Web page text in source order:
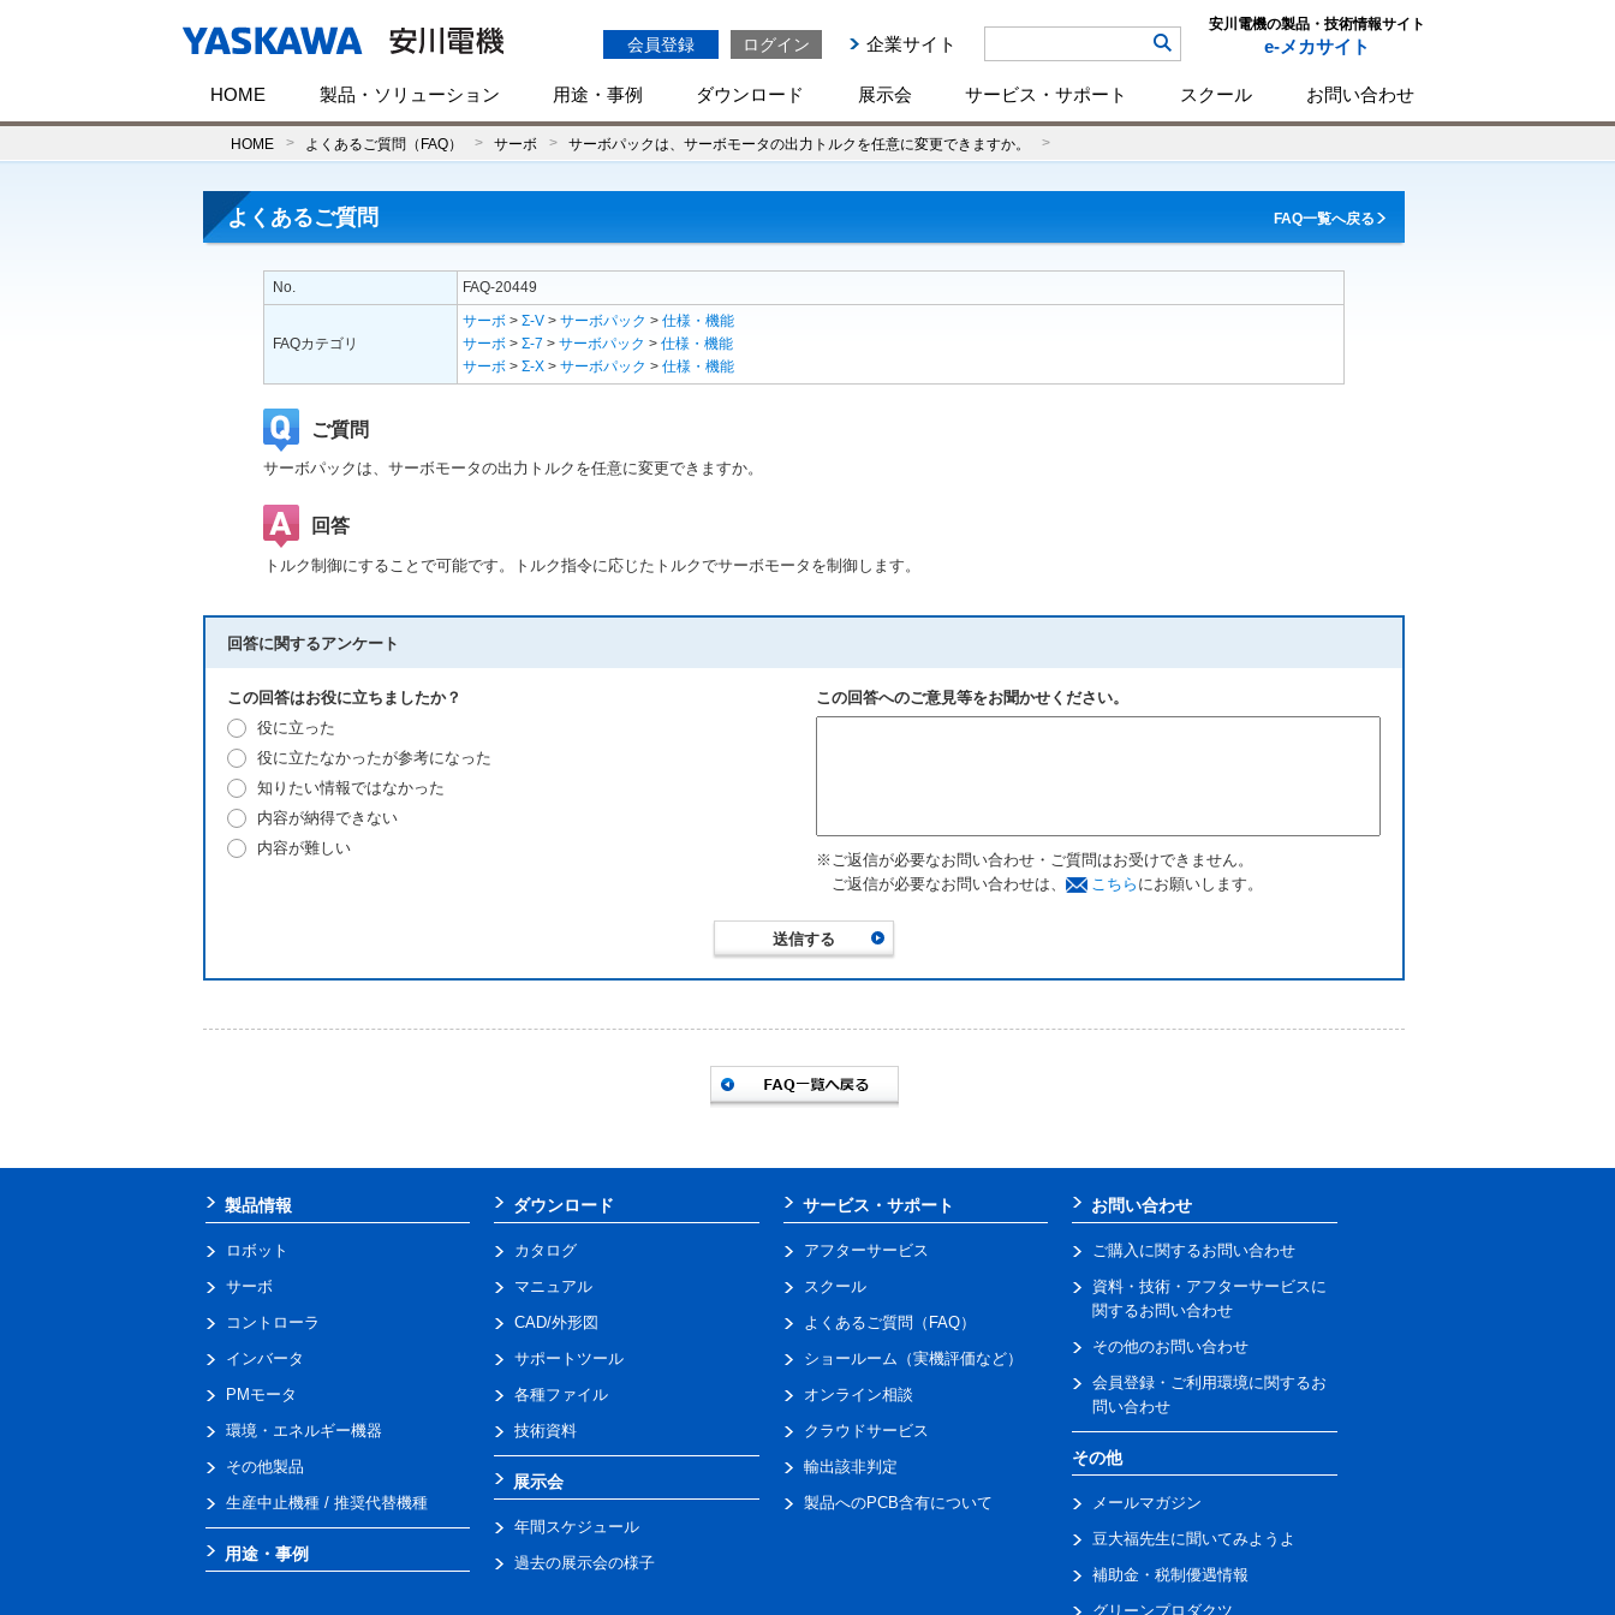
会員登録 ログイン 企業サイト
安川電機の製品・技術情報サイト
e-メカサイト
HOME 製品・ソリューション 用途・事例 ダウンロード 展示会 サービス・サポート スクール お問い合わせ
HOME よくあるご質問（FAQ） サーボ サーボパックは、サーボモータの出力トルクを任意に変更できますか。
よくあるご質問 FAQ一覧へ戻る
No. FAQ-20449
FAQカテゴリ
サーボ > Σ-V > サーボパック > 仕様・機能
サーボ > Σ-7 > サーボパック > 仕様・機能
サーボ > Σ-X > サーボパック > 仕様・機能
ご質問
サーボパックは、サーボモータの出力トルクを任意に変更できますか。
回答
トルク制御にすることで可能です。トルク指令に応じたトルクでサーボモータを制御します。
回答に関するアンケート
この回答はお役に立ちましたか？
役に立った
役に立たなかったが参考になった
知りたい情報ではなかった
内容が納得できない
内容が難しい
この回答へのご意見等をお聞かせください。
※ご返信が必要なお問い合わせ・ご質問はお受けできません。
ご返信が必要なお問い合わせは、
こちら にお願いします。
製品情報
ロボット
サーボ
コントローラ
インバータ
PMモータ
環境・エネルギー機器
その他製品
生産中止機種 / 推奨代替機種
用途・事例
ダウンロード
カタログ
マニュアル
CAD/外形図
サポートツール
各種ファイル
技術資料
展示会
年間スケジュール
過去の展示会の様子
サービス・サポート
アフターサービス
スクール
よくあるご質問（FAQ）
ショールーム（実機評価など）
オンライン相談
クラウドサービス
輸出該非判定
製品へのPCB含有について
お問い合わせ
ご購入に関するお問い合わせ
資料・技術・アフターサービスに
関するお問い合わせ
その他のお問い合わせ
会員登録・ご利用環境に関するお
問い合わせ
その他
メールマガジン
豆大福先生に聞いてみようよ
補助金・税制優遇情報
グリーンプロダクツ